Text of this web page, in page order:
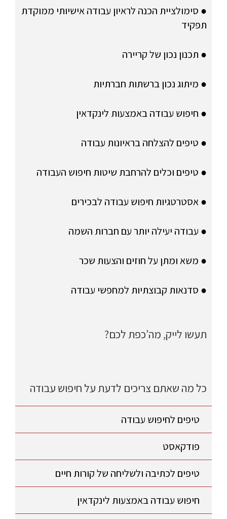
● סימולציית הכנה לראיון עבודה אישיותי ממוקדת
תפקיד
● תכנון נכון של קריירה
● מיתוג נכון ברשתות חברתיות
● חיפוש עבודה באמצעות לינקדאין
● טיפים להצלחה בראיונות עבודה
● טיפים וכלים להרחבת שיטות חיפוש העבודה
● אסטרטגיות חיפוש עבודה לבכירים
● עבודה יעילה יותר עם חברות השמה
● משא ומתן על חוזים והצעות שכר
● סדנאות קבוצתיות למחפשי עבודה
תעשו לייק, מה’כפת לכם?
כל מה שאתם צריכים לדעת על חיפוש עבודה
טיפים לחיפוש עבודה
פודקאסט
טיפים לכתיבה ולשליחה של קורות חיים
חיפוש עבודה באמצעות לינקדאין